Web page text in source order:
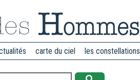
carte du ciel les constellations